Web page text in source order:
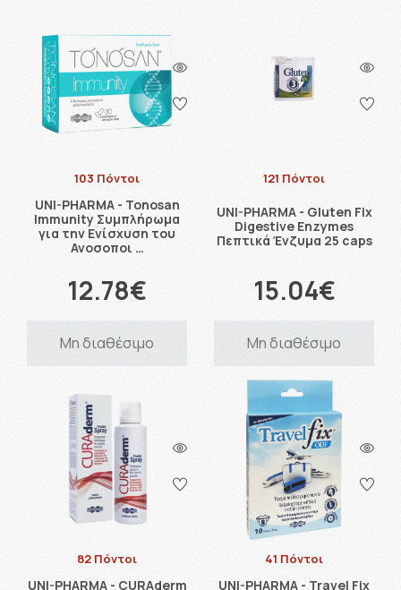
103 Πόντοι
UNI-PHARMA - Tonosan
Immunity Συμπλήρωμα
για την Ενίσχυση του
Ανοσοποι …
12.78€
Μη διαθέσιμο
121 Πόντοι
UNI-PHARMA - Gluten Fix
Digestive Enzymes
Πεπτικά Ένζυμα 25 caps
15.04€
Μη διαθέσιμο
82 Πόντοι
UNI-PHARMA - CURAderm
41 Πόντοι
UNI-PHARMA - Travel Fix